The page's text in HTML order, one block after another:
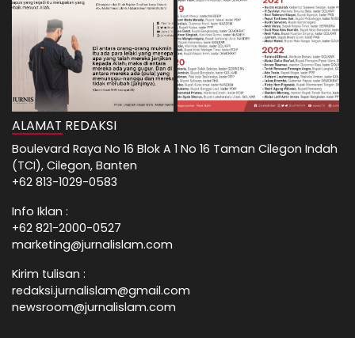
ALAMAT REDAKSI
Boulevard Raya No 16 Blok A 1 No 16 Taman Cilegon Indah
(TCI), Cilegon, Banten
+62 813-1029-0583
Info Iklan :
+62 821-2000-0527
marketing@jurnalislam.com
Kirim tulisan :
redaksi.jurnalislam@gmail.com
newsroom@jurnalislam.com